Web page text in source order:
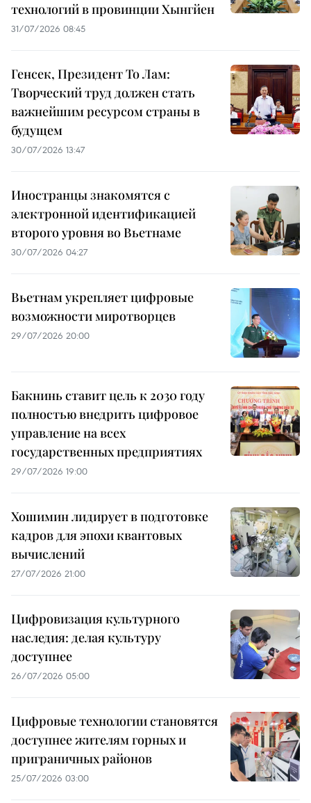
технологий в провинции Хынгйен
31/07/2026 08:45
Генсек, Президент То Лам:
Творческий труд должен стать
важнейшим ресурсом страны в
будущем
30/07/2026 13:47
Иностранцы знакомятся с
электронной идентификацией
второго уровня во Вьетнаме
30/07/2026 04:27
Вьетнам укрепляет цифровые
возможности миротворцев
29/07/2026 20:00
Бакнинь ставит цель к 2030 году
полностью внедрить цифровое
управление на всех
государственных предприятиях
29/07/2026 19:00
Хошимин лидирует в подготовке
кадров для эпохи квантовых
вычислений
27/07/2026 21:00
Цифровизация культурного
наследия: делая культуру
доступнее
26/07/2026 05:00
Цифровые технологии становятся
доступнее жителям горных и
приграничных районов
25/07/2026 03:00